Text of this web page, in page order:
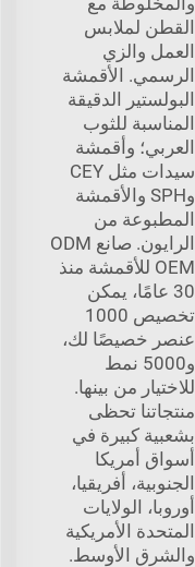
القطن لملابس
العمل والزي
الرسمي. الأقمشة
البولستير الدقيقة
المناسبة للثوب
العربي؛ وأقمشة
سيدات مثل CEY
وSPH والأقمشة
المطبوعة من
الرايون. صانع ODM
OEM للأقمشة منذ
30 عامًا، يمكن
تخصيص 1000
عنصر خصيصًا لك،
و5000 نمط
للاختيار من بينها.
منتجاتنا تحظى
بشعبية كبيرة في
أسواق أمريكا
الجنوبية، أفريقيا،
أوروبا، الولايات
المتحدة الأمريكية
والشرق الأوسط.